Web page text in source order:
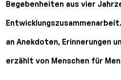
Begebenheiten aus vier
an Anekdoten, Erinnerungen
erzählt von Menschen für